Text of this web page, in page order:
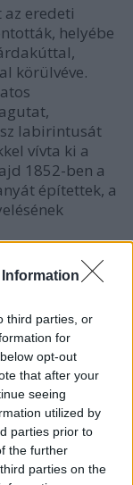
third parties, or
for
opt-out
that after your
seeing
utilized by
parties prior to
the further
parties on the
az eredeti
helyébe
körülvéve.
labirintusát
vívta ki a
1852-ben a
építettek, a